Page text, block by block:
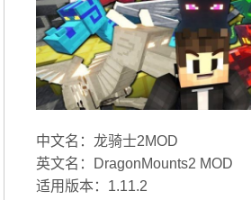
中文名：龙骑士2MOD
英文名：DragonMounts2 MOD
适用版本：1.11.2